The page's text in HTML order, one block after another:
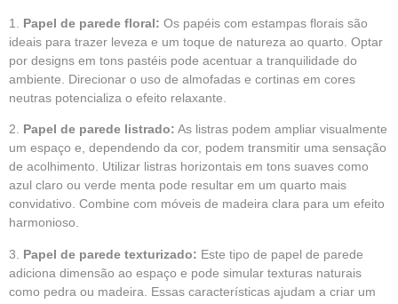
1. Papel de parede floral: Os papéis com estampas florais são
ideais para trazer leveza e um toque de natureza ao quarto. Optar
por designs em tons pastéis pode acentuar a tranquilidade do
ambiente. Direcionar o uso de almofadas e cortinas em cores
neutras potencializa o efeito relaxante.
2. Papel de parede listrado: As listras podem ampliar visualmente
um espaço e, dependendo da cor, podem transmitir uma sensação
de acolhimento. Utilizar listras horizontais em tons suaves como
azul claro ou verde menta pode resultar em um quarto mais
convidativo. Combine com móveis de madeira clara para um efeito
harmonioso.
3. Papel de parede texturizado: Este tipo de papel de parede
adiciona dimensão ao espaço e pode simular texturas naturais
como pedra ou madeira. Essas características ajudam a criar um